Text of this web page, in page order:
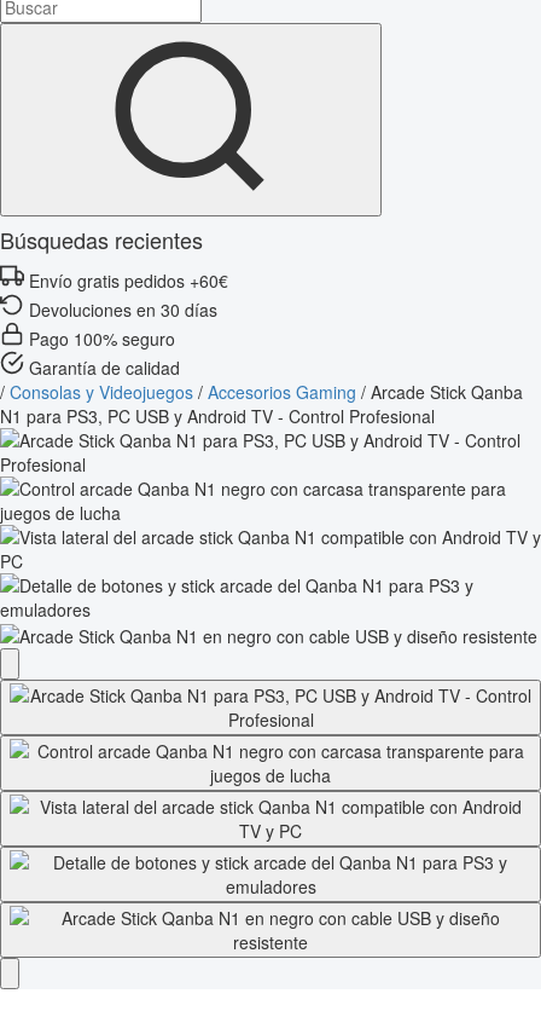
Búsquedas recientes
Envío gratis pedidos +60€
Devoluciones en 30 días
Pago 100% seguro
Garantía de calidad
/ Consolas y Videojuegos / Accesorios Gaming / Arcade Stick Qanba
N1 para PS3, PC USB y Android TV - Control Profesional